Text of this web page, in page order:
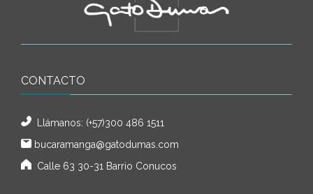
CONTACTO
Llámanos: (+57)300 486 1511
bucaramanga@gatodumas.com
Calle 63 30-31 Barrio Conucos